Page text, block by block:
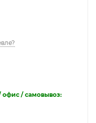
офис / самовывоз: